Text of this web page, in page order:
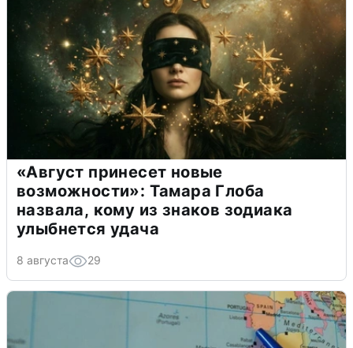
«Август принесет новые
возможности»: Тамара Глоба
назвала, кому из знаков зодиака
улыбнется удача
8 августа 29